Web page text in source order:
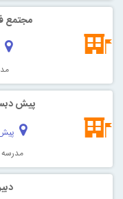
مجتمع
پیش
مدرسه